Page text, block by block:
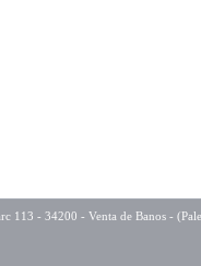
113 - 34200 - Venta de Banos -